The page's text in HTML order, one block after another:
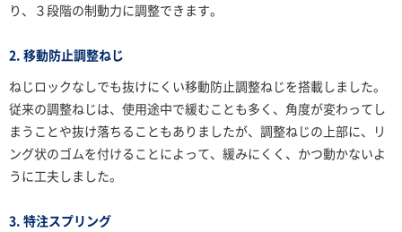
り、３段階の制動力に調整できます。
2. 移動防止調整ねじ
ねじロックなしでも抜けにくい移動防止調整ねじを搭載しました。
従来の調整ねじは、使用途中で緩むことも多く、角度が変わってし
まうことや抜け落ちることもありましたが、調整ねじの上部に、リ
ング状のゴムを付けることによって、緩みにくく、かつ動かないよ
うに工夫しました。
3. 特注スプリング